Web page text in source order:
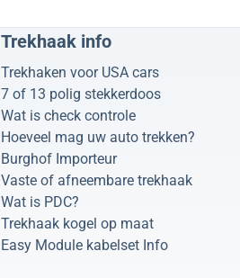
Trekhaak info
Trekhaken voor USA cars
7 of 13 polig stekkerdoos
Wat is check controle
Hoeveel mag uw auto trekken?
Burghof Importeur
Vaste of afneembare trekhaak
Wat is PDC?
Trekhaak kogel op maat
Easy Module kabelset Info